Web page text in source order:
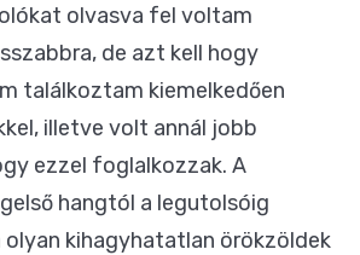
olvasva fel voltam
de azt kell hogy
találkoztam kiemelkedően
illetve volt annál jobb
ezzel foglalkozzak. A
hangtól a legutolsóig
kihagyhatatlan örökzöldek